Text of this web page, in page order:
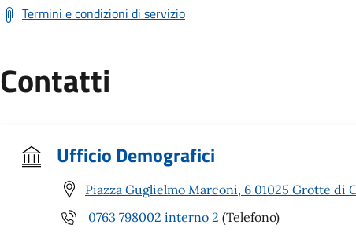
Termini e condizioni di servizio
Contatti
Ufficio Demografici
Piazza Guglielmo Marconi, 6 01025 Grotte di
0763 798002 interno 2 (Telefono)